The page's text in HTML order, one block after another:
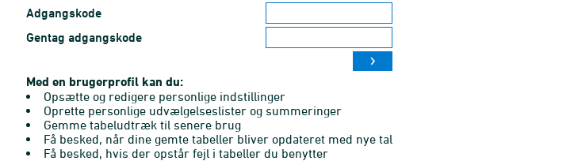
Adgangskode
Gentag adgangskode
Med en brugerprofil kan du:
Opsætte og redigere personlige indstillinger
Oprette personlige udvælgelseslister og summeringer
Gemme tabeludtræk til senere brug
Få besked, når dine gemte tabeller bliver opdateret med nye tal
Få besked, hvis der opstår fejl i tabeller du benytter